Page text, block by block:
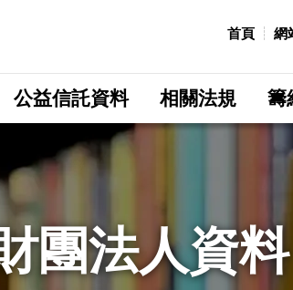
首頁 網
公益信託資料 相關法規 籌
團法人資料